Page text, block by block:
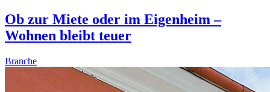
Ob zur Miete oder im Eigenheim –
Wohnen bleibt teuer
Branche